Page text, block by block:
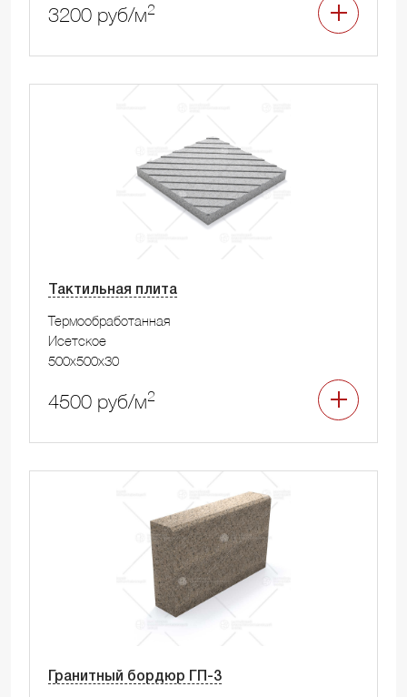
3200 руб/м2
Тактильная плита
Термообработанная
Исетское
500x500x30
4500 руб/м2
Гранитный бордюр ГП-3